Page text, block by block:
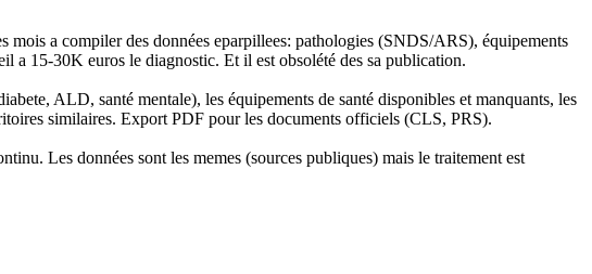
mois a compiler des données eparpillees: pathologies (SNDS/ARS), équipements
a 15-30K euros le diagnostic. Et il est obsolété des sa publication.
ALD, santé mentale), les équipements de santé disponibles et manquants, les
similaires. Export PDF pour les documents officiels (CLS, PRS).
Les données sont les memes (sources publiques) mais le traitement est